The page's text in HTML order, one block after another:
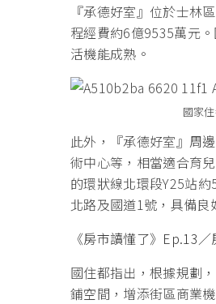
『承德好室』位於士林
程經費約6億9535萬元
活機能成熟。
國家
此外，『承德好室』周
術中心等，相當適合育
的環狀線北環段Y25站
北路及國道1號，具備良
《房市讀懂了》Ep.13
國住都指出，根據規劃
鋪空間，增添街區商業